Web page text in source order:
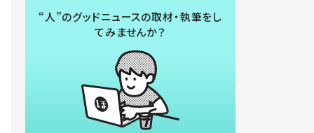
“人”のグッドニュースの取材・執筆をし
てみませんか？